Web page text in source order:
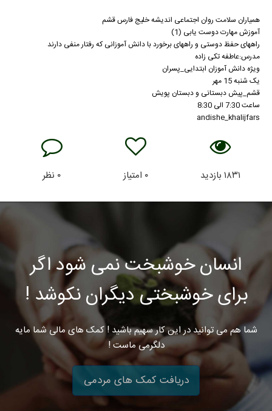
همیاران سلامت روان اجتماعی اندیشه خلیج فارس قشم
آموزش مهارت دوست یابی (1)
راههای حفظ دوستی و راههای برخورد با دانش آموزانی که رفتار منفی دارند
مدرس:عاطفه تکی زاده
ویژه دانش آموزان ابتدایی_پسران
یک شنبه 15 مهر
قشم_پیش دبستانی و دبستان پویش
ساعت 7:30 الی 8:30
andishe_khalijfars
۱۸۳۱ بازدید ۰ امتیاز ۰ نظر
انسان خوشبخت نمی شود اگر
برای خوشبختی دیگران نکوشد !
شما هم می توانید در این کار سهیم باشید ! کمک های مالی شما مایه
دلگرمی ماست !
دریافت کمک های مردمی